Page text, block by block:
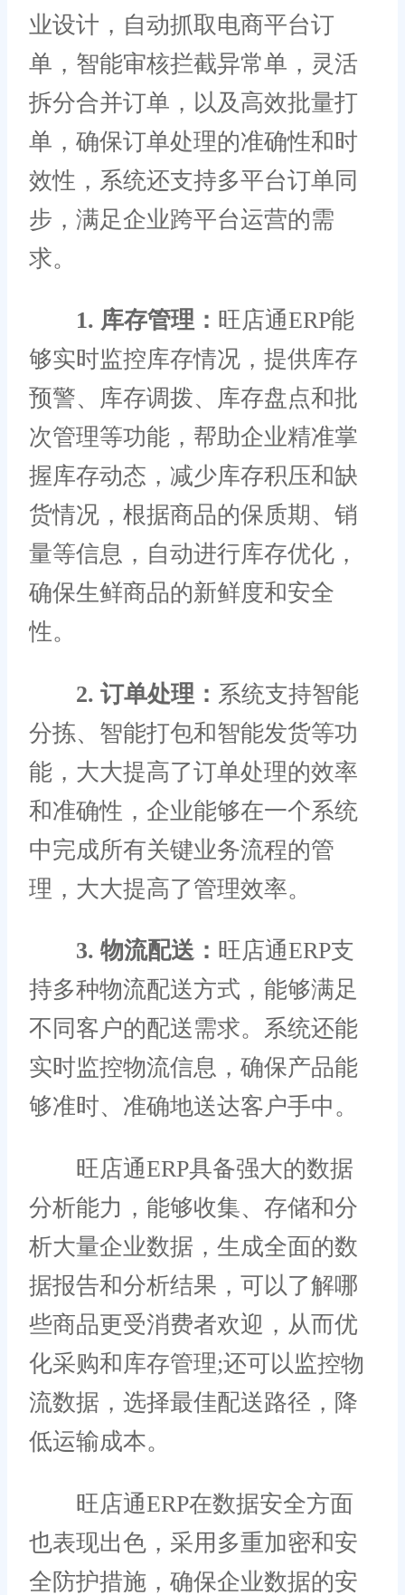
业设计，自动抓取电商平台订
单，智能审核拦截异常单，灵活
拆分合并订单，以及高效批量打
单，确保订单处理的准确性和时
效性，系统还支持多平台订单同
步，满足企业跨平台运营的需
求。
1. 库存管理： 旺店通ERP能
够实时监控库存情况，提供库存
预警、库存调拨、库存盘点和批
次管理等功能，帮助企业精准掌
握库存动态，减少库存积压和缺
货情况，根据商品的保质期、销
量等信息，自动进行库存优化，
确保生鲜商品的新鲜度和安全
性。
2. 订单处理： 系统支持智能
分拣、智能打包和智能发货等功
能，大大提高了订单处理的效率
和准确性，企业能够在一个系统
中完成所有关键业务流程的管
理，大大提高了管理效率。
3. 物流配送： 旺店通ERP支
持多种物流配送方式，能够满足
不同客户的配送需求。系统还能
实时监控物流信息，确保产品能
够准时、准确地送达客户手中。
旺店通ERP具备强大的数据
分析能力，能够收集、存储和分
析大量企业数据，生成全面的数
据报告和分析结果，可以了解哪
些商品更受消费者欢迎，从而优
化采购和库存管理;还可以监控物
流数据，选择最佳配送路径，降
低运输成本。
旺店通ERP在数据安全方面
也表现出色，采用多重加密和安
全防护措施，确保企业数据的安